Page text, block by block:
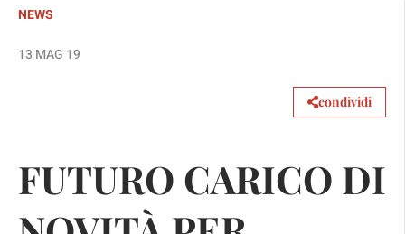
NEWS
13 MAG 19
condividi
FUTURO CARICO DI